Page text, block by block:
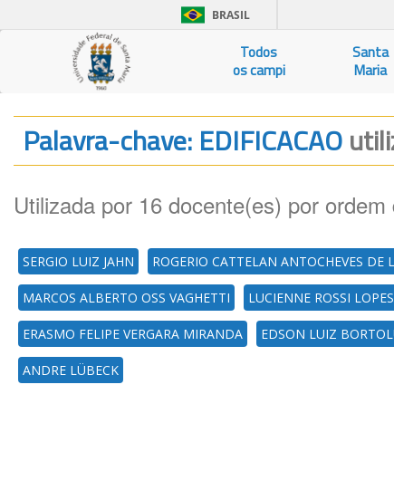
BRASIL
Todos
os campi
Santa
Maria
Palavra-chave: EDIFICACAO
Utilizada por 16 docente(es) por
SERGIO LUIZ JAHN ROGERIO CATTELAN ANTOCHEVES DE
MARCOS ALBERTO OSS VAGHETTI LUCIENNE ROSSI
ERASMO FELIPE VERGARA MIRANDA EDSON LUIZ
ANDRE LÜBECK